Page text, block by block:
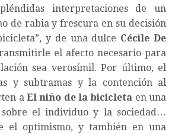
interpretaciones de un
de rabia y frescura en su decisión
y de una dulce Cécile De
el afecto necesario para
sea verosímil. Por último, el
y subtramas y la contención al
a El niño de la bicicleta en una
el individuo y la sociedad…
el optimismo, y también en una